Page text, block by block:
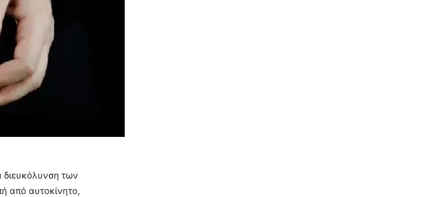
των
από αυτοκίνητο,